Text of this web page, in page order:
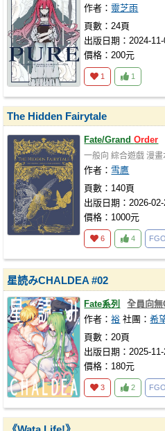
作者： 靈芝雨
頁數：24頁
出版日期：2024-
價格：200元
1 1
The Hidden Fairytale
Fate/GrandOrder
一般向 綜合遊戲 漫畫
作者： 雪鷹
頁數：140頁
出版日期：2026-
價格：1000元
6 4 FGO
星読みCHALDEA #02
Fate系列 全員向無
作者：裕 社團：希
頁數：20頁
出版日期：2025-
價格：180元
3 2 FGO